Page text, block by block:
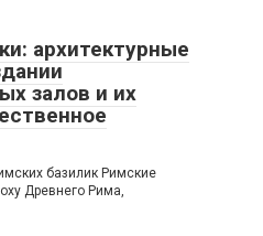
архитектурные
залов и их
базилик Римские
Древнего Рима,